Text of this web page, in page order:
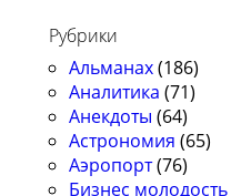
Рубрики
Альманах(186)
Аналитика (71)
Анекдоты (64)
Астрономия (65)
Аэропорт(76)
Бизнес молодость